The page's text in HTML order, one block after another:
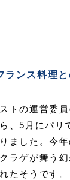
ランス料理
トの運営委
、5月にパリ
ました。今
ラゲが舞う
たそうです。